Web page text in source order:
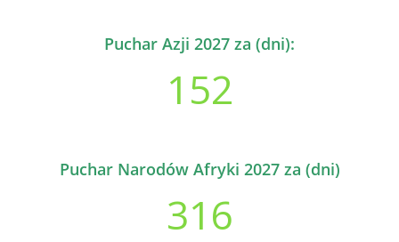
Puchar Azji 2027 za (dni):
152
Puchar Narodów Afryki 2027 za (dni)
316